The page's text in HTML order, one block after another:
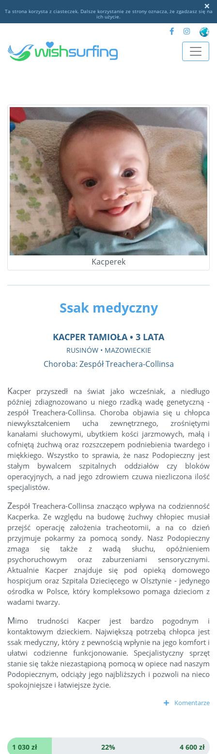
×
Ta strona korzysta z ciasteczek. Dalsze korzystanie ze strony oznacza, że zgadzasz się na
ich użycie.
xs
Kacperek
Ssak medyczny
KACPER TAMIOŁA • 3 LATA
RUSINÓW • MAZOWIECKIE
Choroba: Zespół Treachera-Collinsa
Kacper przyszedł na świat jako wcześniak, a niedługo
później zdiagnozowano u niego rzadką wadę genetyczną -
zespół Treachera-Collinsa. Choroba objawia się u chłopca
niewykształceniem ucha zewnętrznego, zrośniętymi
kanałami słuchowymi, ubytkiem kości jarzmowych, małą i
cofniętą żuchwą oraz rozszczepem podniebienia twardego i
miękkiego. Wszystko to sprawia, że nasz Podopieczny jest
stałym bywalcem szpitalnych oddziałów czy bloków
operacyjnych, a nad jego zdrowiem czuwa niezliczona ilość
specjalistów.
Zespół Treachera-Collinsa znacząco wpływa na codzienność
Kacperka. Ze względu na budowę żuchwy chłopiec musiał
przejść operację założenia tracheotomii, a na co dzień
przyjmuje pokarmy za pomocą sondy. Nasz Podopieczny
zmaga się także z wadą słuchu, opóźnieniem
psychoruchowym oraz zaburzeniami sensorycznymi.
Aktualnie Kacper znajduje się pod opieką domowego
hospicjum oraz Szpitala Dziecięcego w Olsztynie - jedynego
ośrodka w Polsce, który kompleksowo pomaga dzieciom z
wadami twarzy.
Mimo trudności Kacper jest bardzo pogodnym i
kontaktowym dzieckiem. Największą potrzebą chłopca jest
ssak medyczny, który z pewnością wpłynie na jego komfort i
ułatwi codzienne funkcjonowanie. Specjalistyczny sprzęt
stanie się także niezastąpioną pomocą w opiece nad naszym
Podopiecznym, odciąży jego najbliższych i pozwoli na nieco
spokojniejsze i łatwiejsze życie.
Komentarze
1 030 zł 22% 4 600 zł